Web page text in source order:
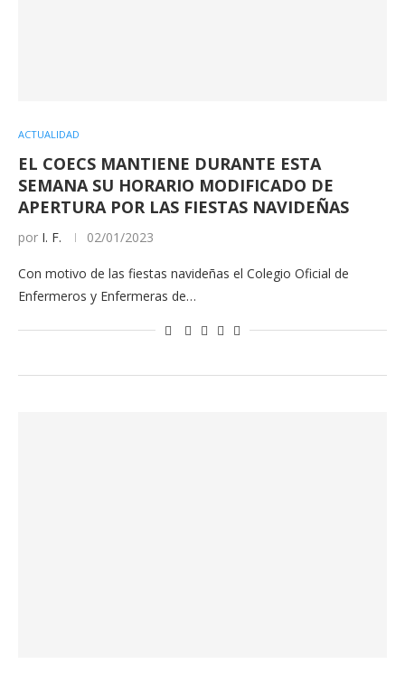
ACTUALIDAD
EL COECS MANTIENE DURANTE ESTA
SEMANA SU HORARIO MODIFICADO DE
APERTURA POR LAS FIESTAS NAVIDEÑAS
por I. F. 02/01/2023
Con motivo de las fiestas navideñas el Colegio Oficial de
Enfermeros y Enfermeras de…